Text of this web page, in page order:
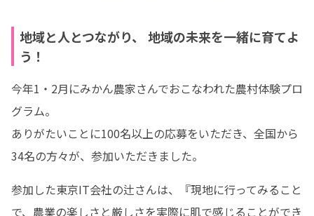
地域と人とつながり、 地域の未来を一緒に育てよ
う！
今年1・2月にみかん農家さんでおこなわれた農村体験プロ
グラム。
ありがたいことに100名以上の応募をいただき、全国から
34名の方々が、参加いただきました。
参加した東京IT会社の辻さんは、『現地に行ってみること
で、農業の楽しさと厳しさを実際に肌で感じることができ